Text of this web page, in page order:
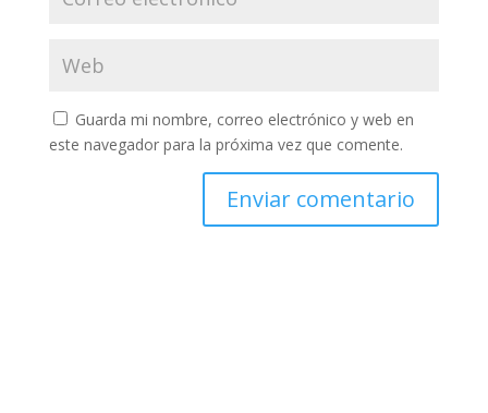
Guarda mi nombre, correo electrónico y web en
este navegador para la próxima vez que comente.